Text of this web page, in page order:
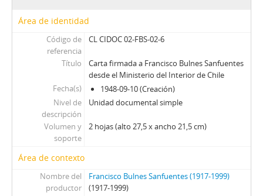
Área de identidad
Código de
referencia
CL CIDOC 02-FBS-02-6
Título
Carta firmada a Francisco Bulnes Sanfuentes
desde el Ministerio del Interior de Chile
Fecha(s)
1948-09-10 (Creación)
Nivel de
descripción
Unidad documental simple
Volumen y
soporte
2 hojas (alto 27,5 x ancho 21,5 cm)
Área de contexto
Nombre del
productor
Francisco Bulnes Sanfuentes (1917-1999)
(1917-1999)